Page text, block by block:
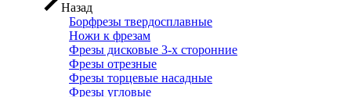
Назад
Борфрезы твердосплавные
Ножи к фрезам
Фрезы дисковые 3-х сторонние
Фрезы отрезные
Фрезы торцевые насадные
Фрезы угловые